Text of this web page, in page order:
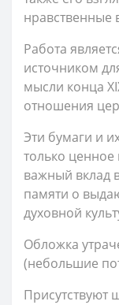
нравственные
Работа
источником
мысли конца
отношения
Эти бумаги и
только ценное
важный вклад
памяти о
духовной
Обложка
(небольшие
Присутствуют